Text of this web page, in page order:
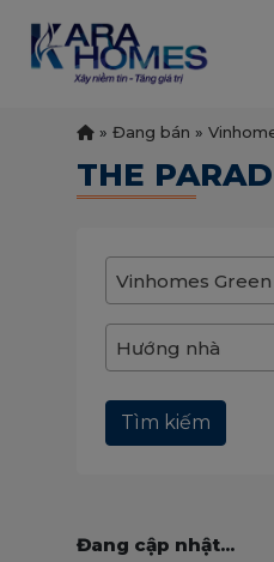
» Đang bán »
THE
Vinhomes
Hướng nhà
Tìm kiếm
Đang cập nhật...